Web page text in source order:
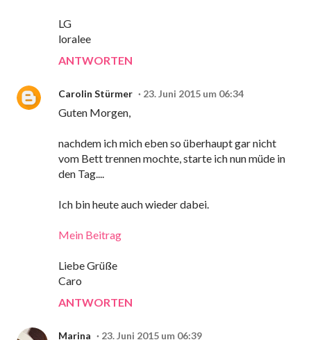
LG
loralee
ANTWORTEN
Carolin Stürmer 23. Juni 2015 um 06:34
Guten Morgen,
nachdem ich mich eben so überhaupt gar nicht
vom Bett trennen mochte, starte ich nun müde in
den Tag....
Ich bin heute auch wieder dabei.
Mein Beitrag
Liebe Grüße
Caro
ANTWORTEN
Marina 23. Juni 2015 um 06:39